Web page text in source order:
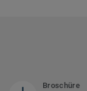
Broschüre